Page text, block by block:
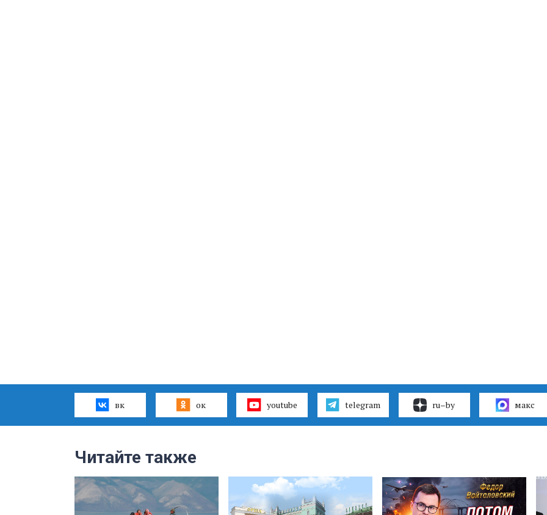
вк ок youtube telegram ru–by макс
Читайте также